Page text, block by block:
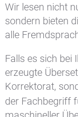
Wir lesen nicht
sondern bieten
alle
Falls es sich bei
erzeugte
Korrektorat,
der Fachbegriff